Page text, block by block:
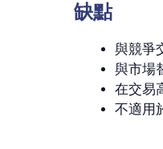
缺點
與競爭
與市場
在交易
不適用